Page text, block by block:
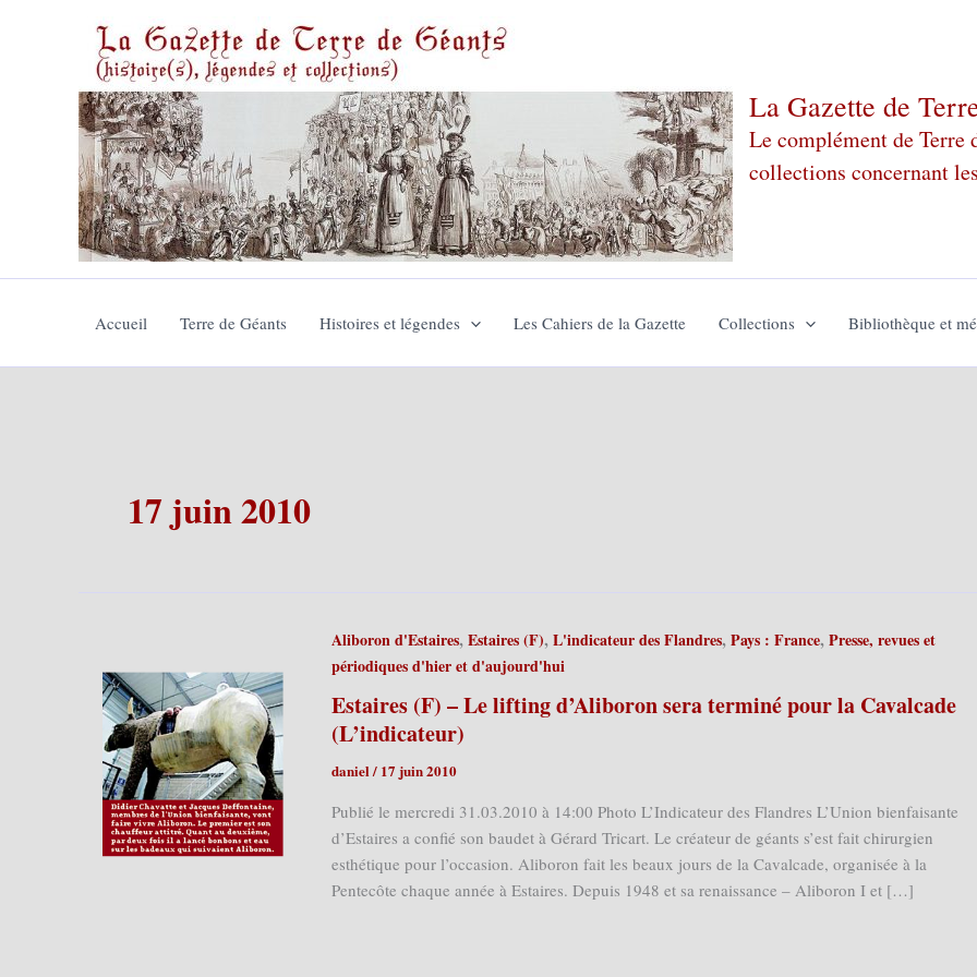
La Gazette de
Le complément de Terre
collections concernant
Accueil Terre de Géants Histoires et légendes Les Cahiers de la Gazette Collections Bibliothèque et
17 juin 2010
Aliboron d'Estaires,Estaires (F),L'indicateur des Flandres,Pays : France,Presse, revues et
périodiques d'hier et d'aujourd'hui
Estaires (F) – Le lifting d’Aliboron sera terminé pour la Cavalcade
(L’indicateur)
daniel/ 17 juin 2010
Publié le mercredi 31.03.2010 à 14:00 Photo L’Indicateur des Flandres L’Union bienfaisante
d’Estaires a confié son baudet à Gérard Tricart. Le créateur de géants s’est fait chirurgien
esthétique pour l’occasion. Aliboron fait les beaux jours de la Cavalcade, organisée à la
Pentecôte chaque année à Estaires. Depuis 1948 et sa renaissance – Aliboron I et […]